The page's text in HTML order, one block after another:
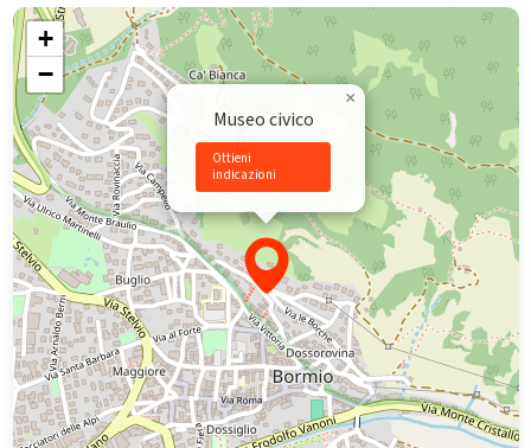
Museo civico
Ottieni
indicazioni
×
+
−